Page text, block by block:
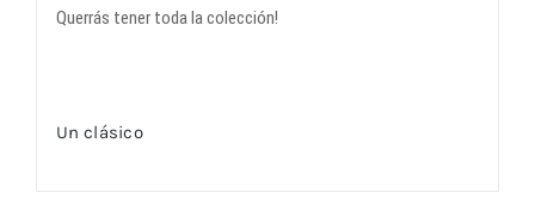
Querrás tener toda la colección!
Un clásico